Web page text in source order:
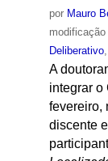
por Mauro
modificação
Deliberativo,
A
integrar o
fevereiro,
discente